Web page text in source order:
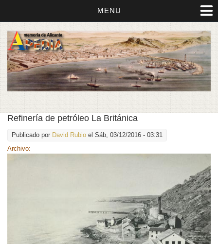
MENU
Refinería de petróleo La Británica
Publicado por David Rubio el Sáb, 03/12/2016 - 03:31
Archivo: